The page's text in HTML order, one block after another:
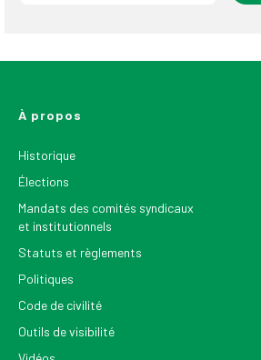
À propos
Historique
Élections
Mandats des comités syndicaux
et institutionnels
Statuts et règlements
Politiques
Code de civilité
Outils de visibilité